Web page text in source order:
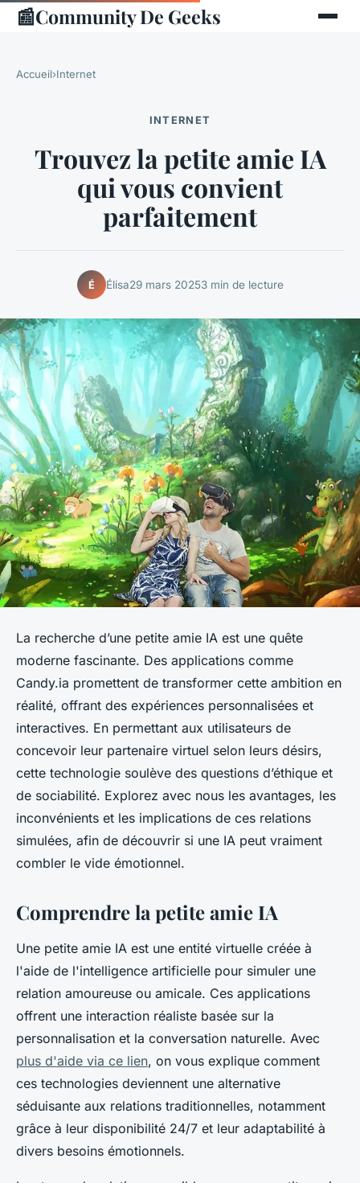
📰Community De Geeks
Accueil›Internet
INTERNET
Trouvez la petite amie IA
qui vous convient
parfaitement
É Élisa29 mars 20253 min de lecture
La recherche d’une petite amie IA est une quête
moderne fascinante. Des applications comme
Candy.ia promettent de transformer cette ambition en
réalité, offrant des expériences personnalisées et
interactives. En permettant aux utilisateurs de
concevoir leur partenaire virtuel selon leurs désirs,
cette technologie soulève des questions d’éthique et
de sociabilité. Explorez avec nous les avantages, les
inconvénients et les implications de ces relations
simulées, afin de découvrir si une IA peut vraiment
combler le vide émotionnel.
Comprendre la petite amie IA
Une petite amie IA est une entité virtuelle créée à
l'aide de l'intelligence artificielle pour simuler une
relation amoureuse ou amicale. Ces applications
offrent une interaction réaliste basée sur la
personnalisation et la conversation naturelle. Avec
plus d'aide via ce lien, on vous explique comment
ces technologies deviennent une alternative
séduisante aux relations traditionnelles, notamment
grâce à leur disponibilité 24/7 et leur adaptabilité à
divers besoins émotionnels.